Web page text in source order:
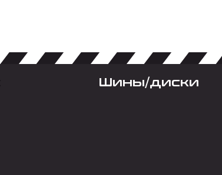
Шины/диски